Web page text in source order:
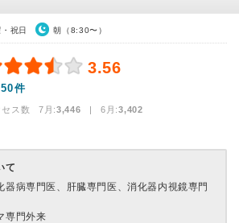
祝日 朝（8:30〜）
3.56
50件
セス数 7月:3,446 | 6月:3,402
て
器病専門医、肝臓専門医、消化器内視鏡専門
専門外来